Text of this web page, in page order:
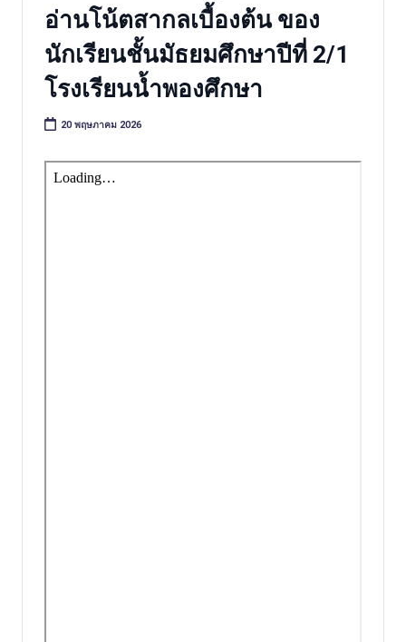
อ่านโน้ตสากลเบื้องต้น ของ
นักเรียนชั้นมัธยมศึกษาปีที่ 2/1
โรงเรียนน้ำพองศึกษา
20 พฤษภาคม 2026